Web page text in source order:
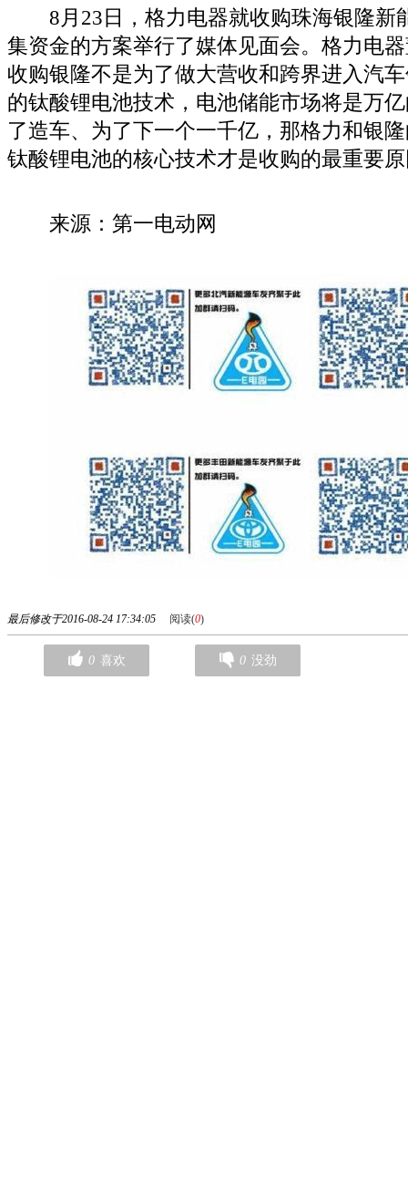
8月23日，格力电器就收购珠海银隆新
集资金的方案举行了媒体见面会。格力电
收购银隆不是为了做大营收和跨界进入汽
的钛酸锂电池技术，电池储能市场将是万
了造车、为了下一个一千亿，那格力和银
钛酸锂电池的核心技术才是收购的最重要
来源：第一电动网
最后修改于2016-08-24 17:34:05 阅读(0)
0 喜欢 0 没劲